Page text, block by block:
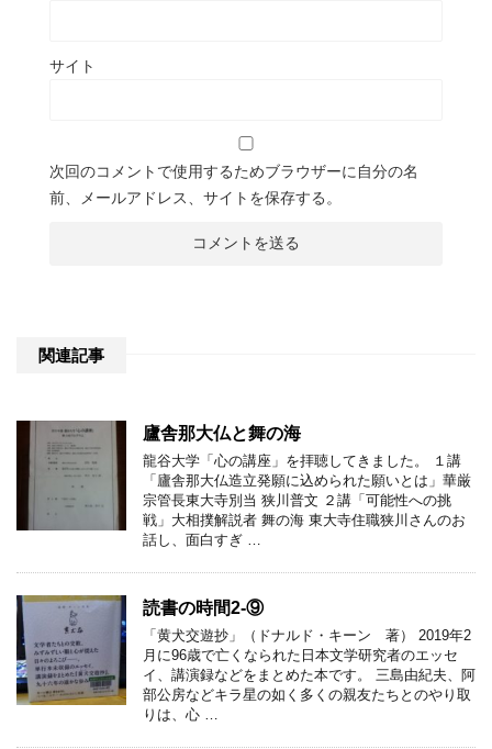
サイト
次回のコメントで使用するためブラウザーに自分の名
前、メールアドレス、サイトを保存する。
関連記事
廬舎那大仏と舞の海
龍谷大学「心の講座」を拝聴してきました。 １講
「廬舎那大仏造立発願に込められた願いとは」華厳
宗管長東大寺別当 狭川普文 ２講「可能性への挑
戦」大相撲解説者 舞の海 東大寺住職狭川さんのお
話し、面白すぎ …
読書の時間2-⑨
「黄犬交遊抄」（ドナルド・キーン 著） 2019年2
月に96歳で亡くなられた日本文学研究者のエッセ
イ、講演録などをまとめた本です。 三島由紀夫、阿
部公房などキラ星の如く多くの親友たちとのやり取
りは、心 …